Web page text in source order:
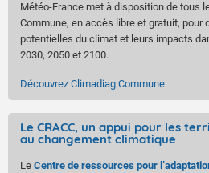
Météo-France met à disposition de tous
Commune, en accès libre et gratuit, pour
potentielles du climat et leurs impacts
2030, 2050 et 2100.
Découvrez Climadiag Commune
Le CRACC, un appui pour les
au changement climatique
Le Centre de ressources pour